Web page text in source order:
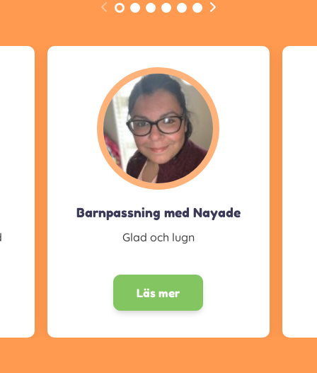
Barnpassning med Nayade
Glad och lugn
Läs mer